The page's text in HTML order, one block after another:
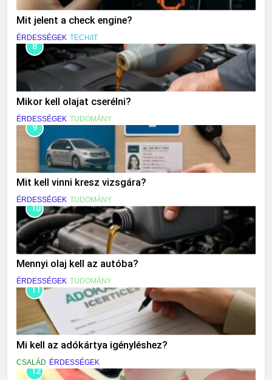
Mit jelent a check engine?
ÉRDESSÉGEK TECH/IT
8
Mikor kell olajat cserélni?
ÉRDESSÉGEK TUDOMÁNY
9
Mit kell vinni kresz vizsgára?
ÉRDESSÉGEK TUDOMÁNY
10
Mennyi olaj kell az autóba?
ÉRDESSÉGEK TUDOMÁNY
11
Mi kell az adókártya igényléshez?
CSALÁD ÉRDESSÉGEK
12